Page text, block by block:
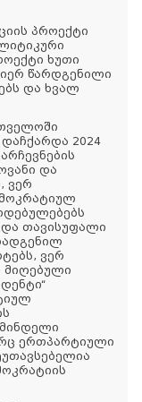
პროექტი
ხუთი
წარდგენილი
და ხვალ
2024
და
ვერ
თავისუფალი
ვერ
მიღებული
ერთპარტიული